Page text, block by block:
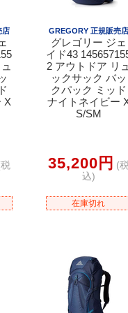
店
X
GREGORY 正規販売店
グレゴリー ジェ
イド43
2 アウトドア リュ
ックサック バッ
クパック ミッド
ナイトネイビー
S/SM
35,200円 (税
込)
在庫切れ